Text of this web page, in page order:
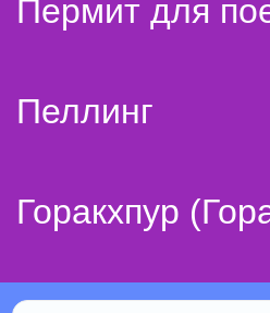
Пермит для
Пеллинг
Горакхпур